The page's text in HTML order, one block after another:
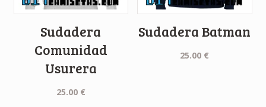
Sudadera
Comunidad
Usurera
25.00 €
Sudadera Batman
25.00 €